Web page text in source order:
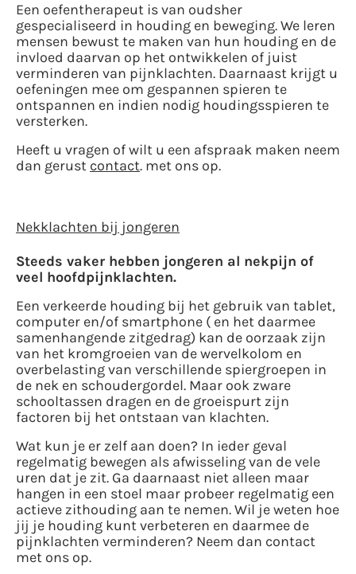
Een oefentherapeut is van oudsher
gespecialiseerd in houding en beweging. We leren
mensen bewust te maken van hun houding en de
invloed daarvan op het ontwikkelen of juist
verminderen van pijnklachten. Daarnaast krijgt u
oefeningen mee om gespannen spieren te
ontspannen en indien nodig houdingsspieren te
versterken.
Heeft u vragen of wilt u een afspraak maken neem
dan gerust contact. met ons op.
Nekklachten bij jongeren
Steeds vaker hebben jongeren al nekpijn of
veel hoofdpijnklachten.
Een verkeerde houding bij het gebruik van tablet,
computer en/of smartphone ( en het daarmee
samenhangende zitgedrag) kan de oorzaak zijn
van het kromgroeien van de wervelkolom en
overbelasting van verschillende spiergroepen in
de nek en schoudergordel. Maar ook zware
schooltassen dragen en de groeispurt zijn
factoren bij het ontstaan van klachten.
Wat kun je er zelf aan doen? In ieder geval
regelmatig bewegen als afwisseling van de vele
uren dat je zit. Ga daarnaast niet alleen maar
hangen in een stoel maar probeer regelmatig een
actieve zithouding aan te nemen. Wil je weten hoe
jij je houding kunt verbeteren en daarmee de
pijnklachten verminderen? Neem dan contact
met ons op.